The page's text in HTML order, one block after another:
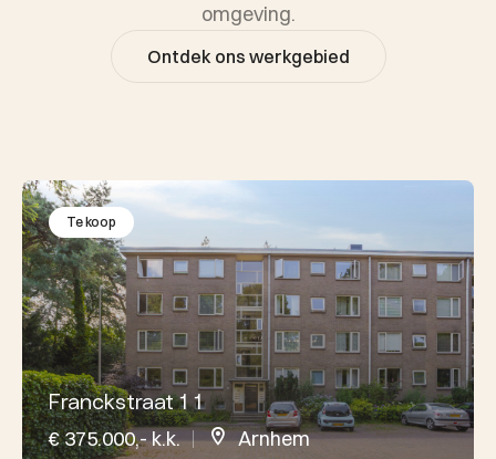
omgeving.
Ontdek ons werkgebied
Franckstraat 1 1
€ 375.000,- k.k. Arnhem
Te koop